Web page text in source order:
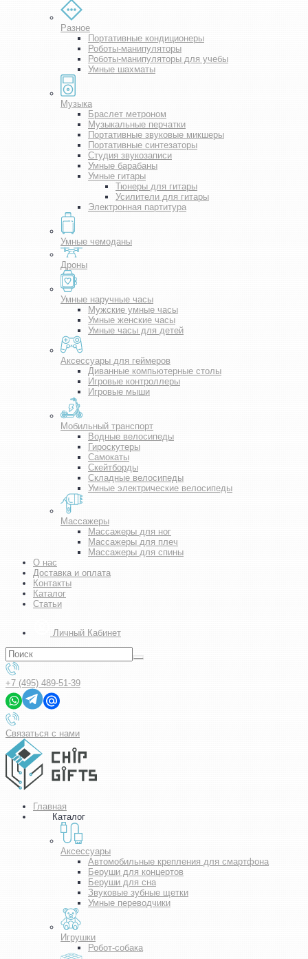
Разное
Портативные кондиционеры
Роботы-манипуляторы
Роботы-манипуляторы для учебы
Умные шахматы
Музыка
Браслет метроном
Музыкальные перчатки
Портативные звуковые микшеры
Портативные синтезаторы
Студия звукозаписи
Умные барабаны
Умные гитары
Тюнеры для гитары
Усилители для гитары
Электронная партитура
Умные чемоданы
Дроны
Умные наручные часы
Мужские умные часы
Умные женские часы
Умные часы для детей
Аксессуары для геймеров
Диванные компьютерные столы
Игровые контроллеры
Игровые мыши
Мобильный транспорт
Водные велосипеды
Гироскутеры
Самокаты
Скейтборды
Складные велосипеды
Умные электрические велосипеды
Массажеры
Массажеры для ног
Массажеры для плеч
Массажеры для спины
О нас
Доставка и оплата
Контакты
Каталог
Статьи
Личный Кабинет
+7 (495) 489-51-39
Связаться с нами
Главная
Каталог
Аксессуары
Автомобильные крепления для смартфона
Беруши для концертов
Беруши для сна
Звуковые зубные щетки
Умные переводчики
Игрушки
Робот-собака